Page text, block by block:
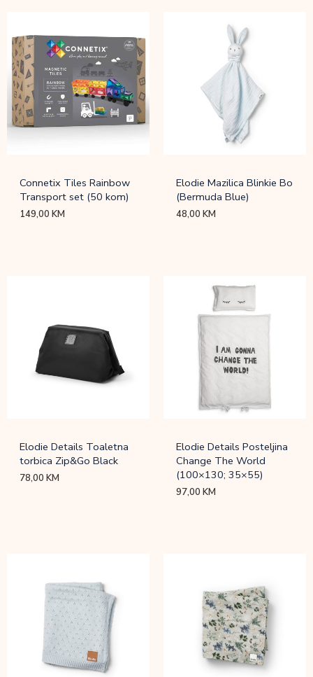
Connetix Tiles Rainbow
Transport set (50 kom)
149,00KM
Elodie Mazilica Blinkie Bo
(Bermuda Blue)
48,00KM
Elodie Details Toaletna
torbica Zip&Go Black
78,00KM
Elodie Details Posteljina
Change The World
(100×130; 35×55)
97,00KM